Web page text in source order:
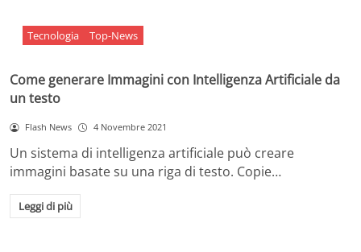
Tecnologia Top-News
Come generare Immagini con Intelligenza Artificiale da
un testo
Flash News 4 Novembre 2021
Un sistema di intelligenza artificiale può creare
immagini basate su una riga di testo. Copie…
Leggi di più